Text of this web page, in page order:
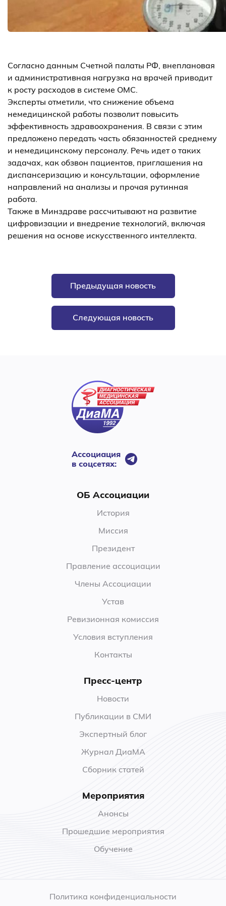
Согласно данным Счетной палаты РФ, внеплановая
и административная нагрузка на врачей приводит
к росту расходов в системе ОМС.
Эксперты отметили, что снижение объема
немедицинской работы позволит повысить
эффективность здравоохранения. В связи с этим
предложено передать часть обязанностей среднему
и немедицинскому персоналу. Речь идет о таких
задачах, как обзвон пациентов, приглашения на
диспансеризацию и консультации, оформление
направлений на анализы и прочая рутинная
работа.
Также в Минздраве рассчитывают на развитие
цифровизации и внедрение технологий, включая
решения на основе искусственного интеллекта.
Предыдущая новость
Следующая новость
Ассоциация
в соцсетях:
ОБ Ассоциации
История
Миссия
Президент
Правление ассоциации
Члены Ассоциации
Устав
Ревизионная комиссия
Условия вступления
Контакты
Пресс-центр
Новости
Публикации в СМИ
Экспертный блог
Журнал ДиаМА
Сборник статей
Мероприятия
Анонсы
Прошедшие мероприятия
Обучение
Политика конфиденциальности